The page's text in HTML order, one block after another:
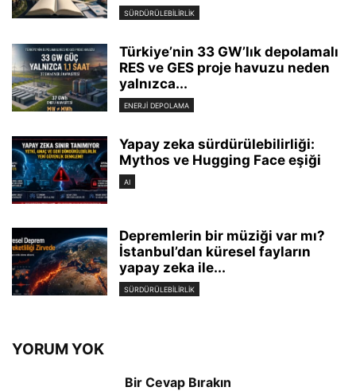
SÜRDÜRÜLEBILIRLIK
Türkiye’nin 33 GW’lık depolamalı
RES ve GES proje havuzu neden
yalnızca...
ENERJI DEPOLAMA
Yapay zeka sürdürülebilirliği:
Mythos ve Hugging Face eşiği
AI
Depremlerin bir müziği var mı?
İstanbul’dan küresel fayların
yapay zeka ile...
SÜRDÜRÜLEBILIRLIK
YORUM YOK
Bir Cevap Bırakın